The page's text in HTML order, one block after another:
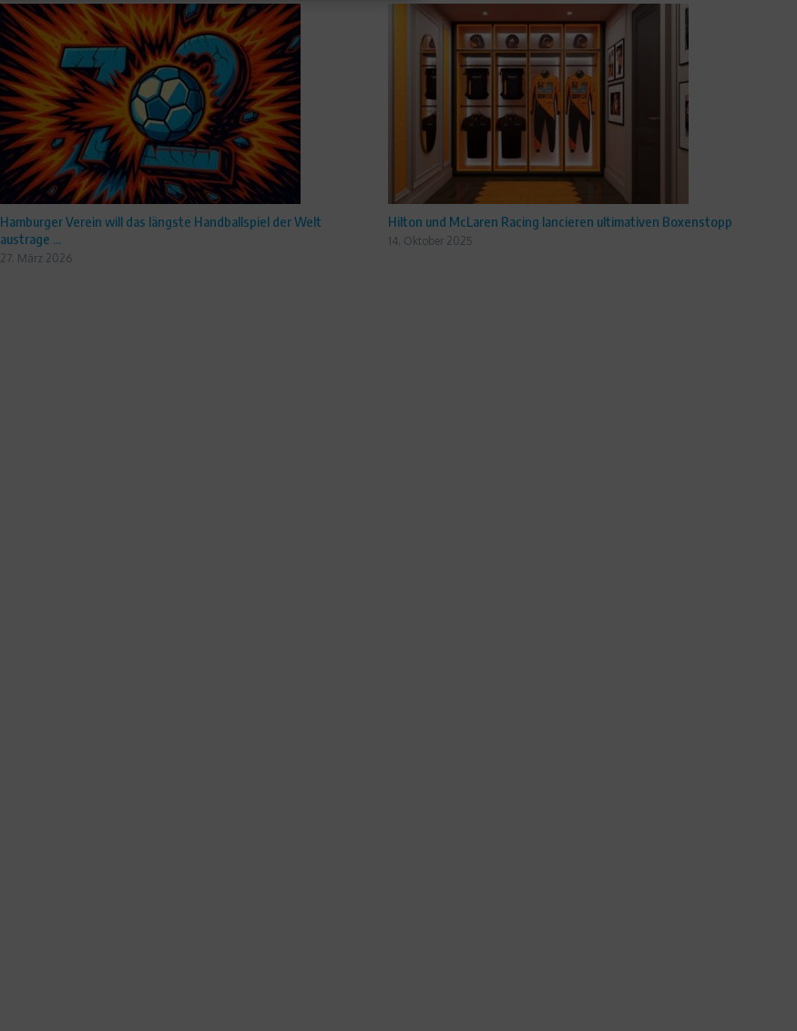
Hamburger Verein will das längste Handballspiel der Welt
austrage ...
27. März 2026
Hilton und McLaren Racing lancieren ultimativen Boxenstopp
14. Oktober 2025